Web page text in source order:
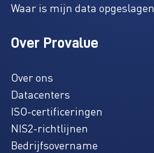
Waar is mijn data opgeslagen
Over Provalue
Over ons
Datacenters
ISO-certificeringen
NIS2-richtlijnen
Bedrijfsovername